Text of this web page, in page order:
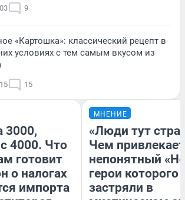
9
«Картошка»: классический рецепт в
условиях с тем самым вкусом из
15
3000,
4000. Что
готовит
о налогах
импорта
МНЕНИЕ
«Люди тут
Чем привлекает
непонятный
герои которого
застряли в